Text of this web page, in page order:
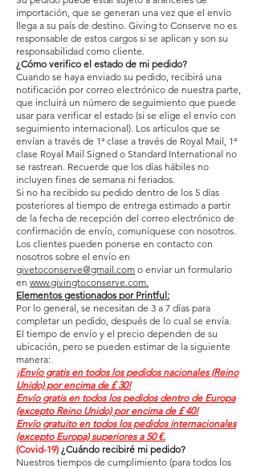
importación, que se generan una vez que el envío
llega a su país de destino. Giving to Conserve no es
responsable de estos cargos si se aplican y son su
responsabilidad como cliente.
¿Cómo verifico el estado de mi pedido?
Cuando se haya enviado su pedido, recibirá una
notificación por correo electrónico de nuestra parte,
que incluirá un número de seguimiento que puede
usar para verificar el estado (si se elige el envío con
seguimiento internacional). Los artículos que se
envían a través de 1ª clase a través de Royal Mail, 1ª
clase Royal Mail Signed o Standard International no
se rastrean. Recuerde que los días hábiles no
incluyen fines de semana ni feriados.
Si no ha recibido su pedido dentro de los 5 días
posteriores al tiempo de entrega estimado a partir
de la fecha de recepción del correo electrónico de
confirmación de envío, comuníquese con nosotros.
Los clientes pueden ponerse en contacto con
nosotros sobre el envío en
givetoconserve@gmail.com o enviar un formulario
en www.givingtoconserve.com.
Elementos gestionados por Printful:
Por lo general, se necesitan de 3 a 7 días para
completar un pedido, después de lo cual se envía.
El tiempo de envío y el precio dependen de su
ubicación, pero se pueden estimar de la siguiente
manera:
¡Envío gratis en todos los pedidos nacionales (Reino
Unido) por encima de £ 30!
Envío gratis en todos los pedidos dentro de Europa
(excepto Reino Unido) por encima de £ 40!
Envío gratuito en todos los pedidos internacionales
(excepto Europa) superiores a 50 €.
(Covid-19) ¿Cuándo recibiré mi pedido?
Nuestros tiempos de cumplimiento (para todos los